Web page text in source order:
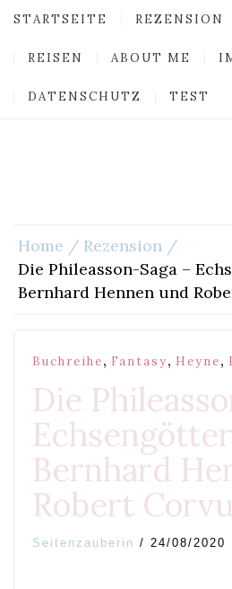
STARTSEITE REZENSION
REISEN ABOUT ME
DATENSCHUTZ TEST
Home
Rezension
Die Phileasson-Saga –
Bernhard Hennen und
Buchreihe, Fantasy, Heyne,
Die
Bernhard
Robert
Seitenzauberin / 24/08/2020